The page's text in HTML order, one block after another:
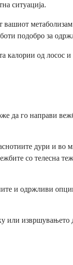
ситуација.
подобро за
од лосос и
да го направи
дури и
со телесна
и одржливи
или извршувањето